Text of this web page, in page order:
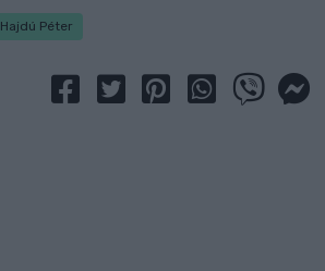
Hajdú Péter